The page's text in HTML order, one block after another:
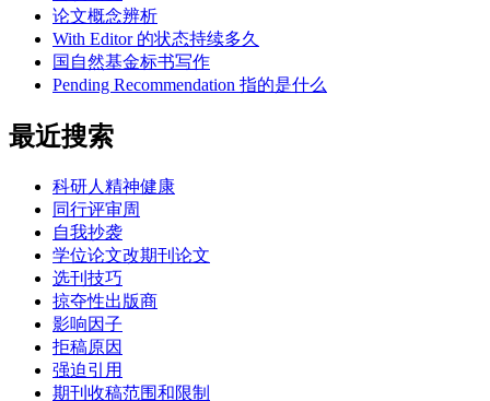
论文概念辨析
With Editor 的状态持续多久
国自然基金标书写作
Pending Recommendation 指的是什么
最近搜索
科研人精神健康
同行评审周
自我抄袭
学位论文改期刊论文
选刊技巧
掠夺性出版商
影响因子
拒稿原因
强迫引用
期刊收稿范围和限制